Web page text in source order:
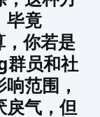
毕竟
你若是
群员和社
范围，
戾气，但